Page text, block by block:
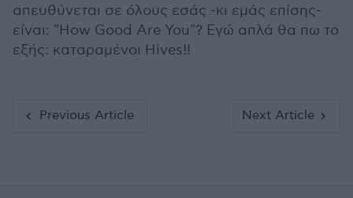
απευθύνεται σε όλους εσάς -κι εμάς επίσης-
είναι: "How Good Are You"? Εγώ απλά θα πω το
εξής: καταραμένοι Hives!!
Previous Article Next Article